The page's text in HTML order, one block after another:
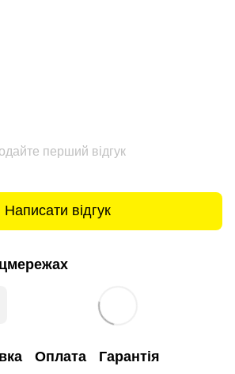
перший відгук
Написати відгук
Оплата Гарантія